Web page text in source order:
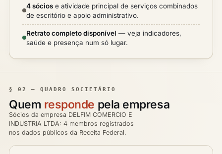
4 sócios e atividade principal de serviços combinados
de escritório e apoio administrativo.
Retrato completo disponível — veja indicadores,
saúde e presença num só lugar.
§ 02 — QUADRO SOCIETÁRIO
Quem responde pela empresa
Sócios da empresa DELFIM COMERCIO E
INDUSTRIA LTDA: 4 membros registrados
nos dados públicos da Receita Federal.